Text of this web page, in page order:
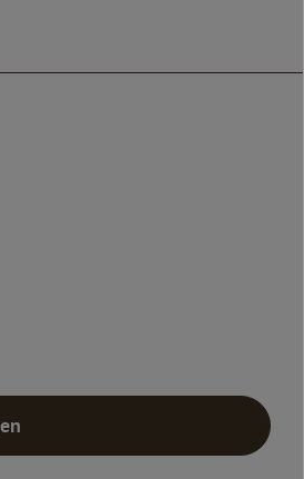
zum Warenkorb hinzufügen